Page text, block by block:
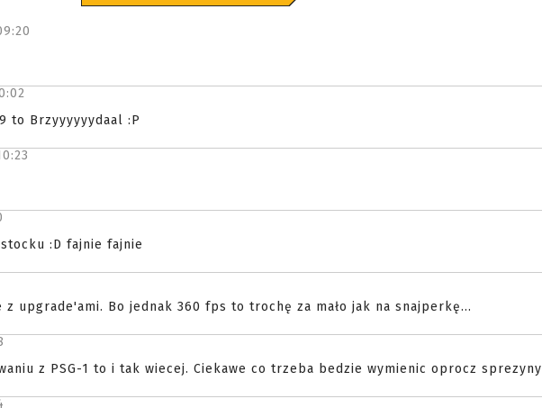
to Brzyyyyyydaal :P
:D fajnie fajnie
z upgrade'ami. Bo jednak 360 fps to trochę za mało jak na snajperkę...
z PSG-1 to i tak wiecej. Ciekawe co trzeba bedzie wymienic oprocz sprezyny